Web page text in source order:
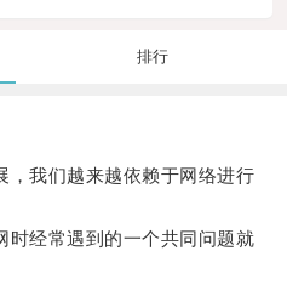
排行
我们越来越依赖于网络进行
经常遇到的一个共同问题就